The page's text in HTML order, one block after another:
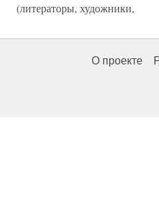
(литераторы, художники,
О проекте